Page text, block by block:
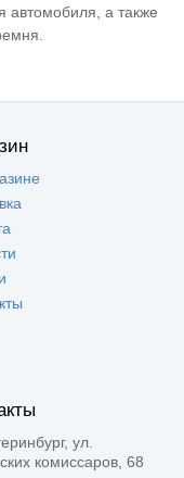
автомобиля, а также
ул.
комиссаров, 68